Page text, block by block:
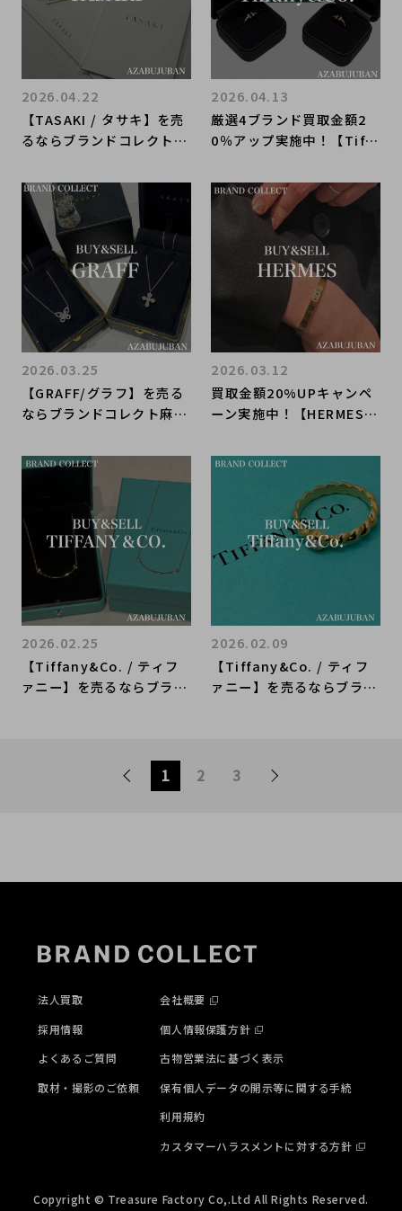
【TASAKI / タサキ】を売
るならブランドコレクト麻
い！
2026.04.22
厳選4ブランド買取金額2
0％アップ実施中！【Tiffa
売るならブランドコレクト
麻布十番店にお任せくださ
い！
2026.04.13
【GRAFF/グラフ】を売る
ならブランドコレクト麻布
2026.03.25
買取金額20%UPキャンペ
ーン実施中！【HERMES/
ンドコレクト麻布十番店に
2026.03.12
【Tiffany&Co. / ティフ
ァニー】を売るならブラン
2026.02.25
【Tiffany&Co. / ティフ
ァニー】を売るならブラン
2026.02.09
1 2 3
法人買取
採用情報
よくあるご質問
取材・撮影のご依頼
会社概要
個人情報保護方針
古物営業法に基づく表示
保有個人データの開示等に関する手続
利用規約
カスタマーハラスメントに対する方針
Copyright © Treasure Factory Co,.Ltd All Rights Reserved.